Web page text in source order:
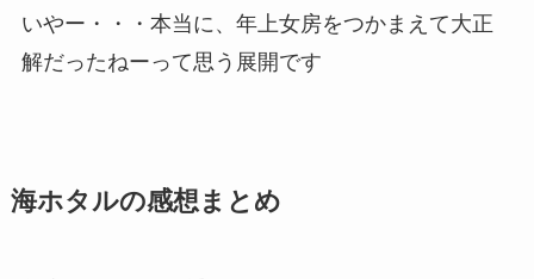
いやー・・・本当に、年上女房をつかまえて大正
解だったねーって思う展開です
海ホタルの感想まとめ